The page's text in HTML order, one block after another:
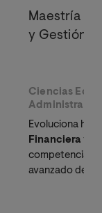
Maestría
y Gestión
Ciencias
Evoluciona
Financiera y el
competencias
avanzado de